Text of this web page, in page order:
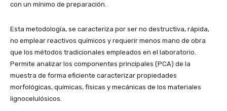
con un mínimo de preparación.
Esta metodología, se caracteriza por ser no destructiva, rápida,
no emplear reactivos químicos y requerir menos mano de obra
que los métodos tradicionales empleados en el laboratorio.
Permite analizar los componentes principales (PCA) de la
muestra de forma eficiente caracterizar propiedades
morfológicas, químicas, físicas y mecánicas de los materiales
lignocelulósicos.